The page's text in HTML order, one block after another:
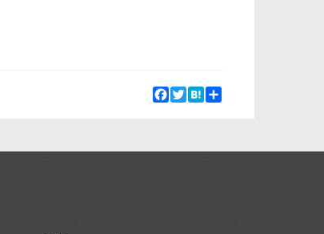
Facebook
Twitter
Hatena